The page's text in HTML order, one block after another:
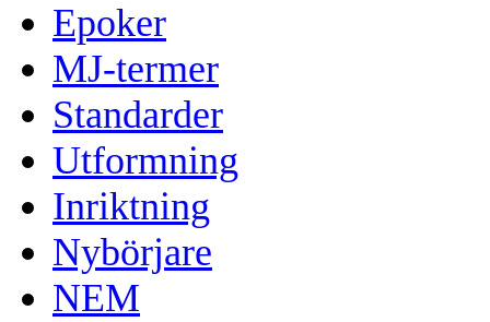
Epoker
MJ-termer
Standarder
Utformning
Inriktning
Nybörjare
NEM